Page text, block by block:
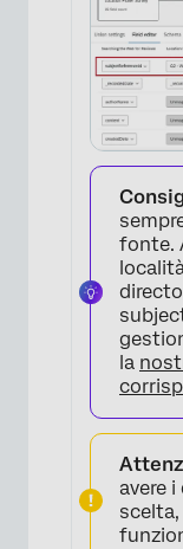
fonte.
la
avere